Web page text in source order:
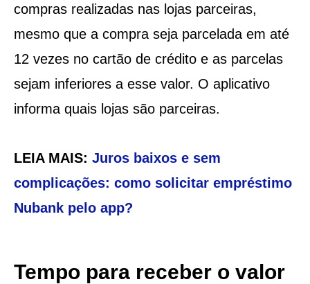
compras realizadas nas lojas parceiras,
mesmo que a compra seja parcelada em até
12 vezes no cartão de crédito e as parcelas
sejam inferiores a esse valor. O aplicativo
informa quais lojas são parceiras.
LEIA MAIS: Juros baixos e sem
complicações: como solicitar empréstimo
Nubank pelo app?
Tempo para receber o valor